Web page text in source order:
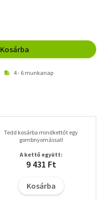
Kosárba
4 - 6 munkanap
Tedd kosárba mindkettőt egy
gombnyomással!
A kettő együtt:
9 431 Ft
Kosárba